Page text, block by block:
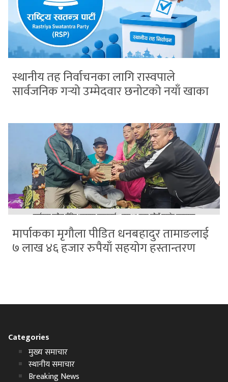
स्थानीय तह निर्वाचनका लागि रास्वपाले
सार्वजनिक गर्‍यो उम्मेदवार छनोटको नयाँ खाका
मार्पाकका मृगौला पीडित धनबहादुर तामाङलाई
७ लाख ४६ हजार रुपैयाँ सहयोग हस्तान्तरण
Categories
मुख्य समाचार
स्थानीय समाचार
Breaking News